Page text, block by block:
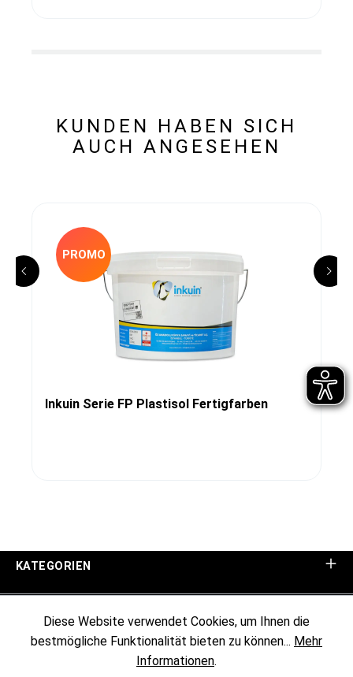
KUNDEN HABEN SICH
AUCH ANGESEHEN
PROMO
Inkuin Serie FP Plastisol Fertigfarben
KATEGORIEN
KUNDENINFORMATIONEN
Diese Website verwendet Cookies, um Ihnen die
bestmögliche Funktionalität bieten zu können... Mehr
Informationen.